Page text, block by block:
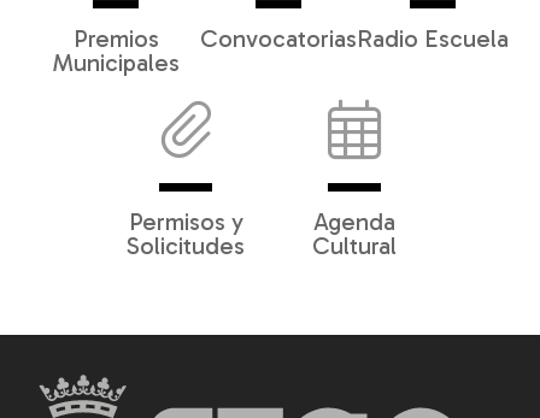
Premios
Municipales
ConvocatoriasRadio Escuela
Permisos y
Solicitudes
Agenda
Cultural